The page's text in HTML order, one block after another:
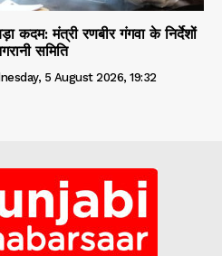
कदम: मंत्री रणबीर गंगवा के निर्देशों
समिति
5 August 2026, 19:32